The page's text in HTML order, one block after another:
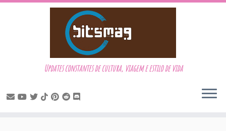
Updates constantes de cultura, viagem e estilo de vida